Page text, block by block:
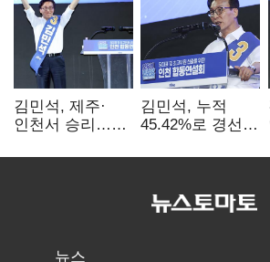
김민석, 제주·
인천서 승리…
탈환'(종합)
김민석, 누적
45.42%로 경선
격차
뉴스